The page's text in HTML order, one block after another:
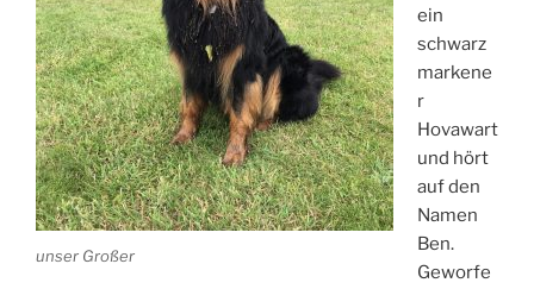
unser Großer
ein
schwarz
markene
r
Hovawart
und hört
auf den
Namen
Ben.
Geworfe